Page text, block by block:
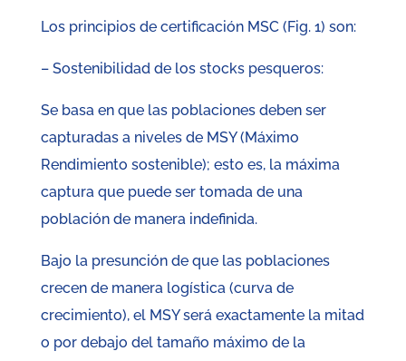
Los principios de certificación MSC (Fig. 1) son:
– Sostenibilidad de los stocks pesqueros:
Se basa en que las poblaciones deben ser
capturadas a niveles de MSY (Máximo
Rendimiento sostenible); esto es, la máxima
captura que puede ser tomada de una
población de manera indefinida.
Bajo la presunción de que las poblaciones
crecen de manera logística (curva de
crecimiento), el MSY será exactamente la mitad
o por debajo del tamaño máximo de la